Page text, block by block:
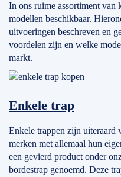
In ons ruime assortiment van
modellen beschikbaar.
uitvoeringen beschreven en
voordelen zijn en welke
markt.
Enkele trap
Enkele trappen zijn uiteraard
merken met allemaal hun
een gevierd product onder
bordestrap genoemd. Deze